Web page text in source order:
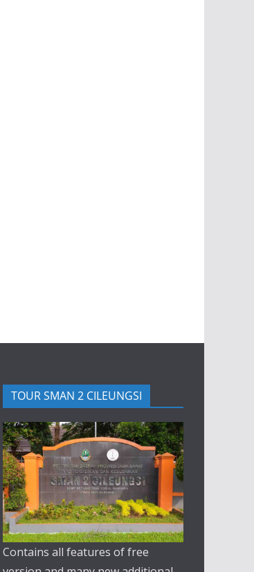
TOUR SMAN 2 CILEUNGSI
Contains all features of free